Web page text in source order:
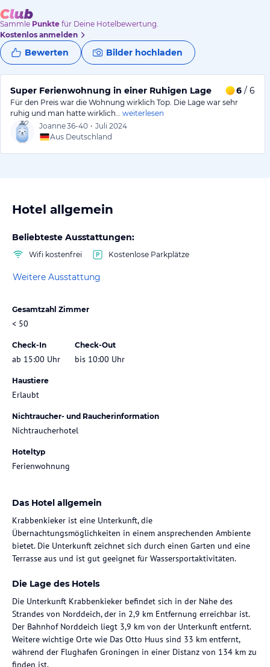
Sammle Punkte für Deine Hotelbewertung.
Kostenlos anmelden
Bewerten Bilder hochladen
Super Ferienwohnung in einer Ruhigen Lage 6 / 6
Für den Preis war die Wohnung wirklich Top. Die Lage war sehr
ruhig und man hatte wirklich…
weiterlesen
Joanne36-40 • Juli 2024
Aus Deutschland
Hotel allgemein
Beliebteste Ausstattungen:
Wifi kostenfrei Kostenlose Parkplätze
Weitere Ausstattung
Gesamtzahl Zimmer
< 50
Check-In
ab 15:00 Uhr
Check-Out
bis 10:00 Uhr
Haustiere
Erlaubt
Nichtraucher- und Raucherinformation
Nichtraucherhotel
Hoteltyp
Ferienwohnung
Das Hotel allgemein
Krabbenkieker ist eine Unterkunft, die
Übernachtungsmöglichkeiten in einem ansprechenden Ambiente
bietet. Die Unterkunft zeichnet sich durch einen Garten und eine
Terrasse aus und ist gut geeignet für Wassersportaktivitäten.
Die Lage des Hotels
Die Unterkunft Krabbenkieker befindet sich in der Nähe des
Strandes von Norddeich, der in 2,9 km Entfernung erreichbar ist.
Der Bahnhof Norddeich liegt 3,9 km von der Unterkunft entfernt.
Weitere wichtige Orte wie Das Otto Huus sind 33 km entfernt,
während der Flughafen Groningen in einer Distanz von 134 km zu
finden ist.